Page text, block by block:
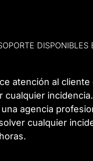
DISPONIBLES
atención al cliente
cualquier
agencia
cualquier